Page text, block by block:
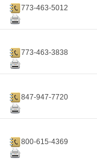
773-463-5012
773-463-3838
847-947-7720
800-615-4369